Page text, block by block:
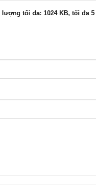
lượng tối đa: 1024 KB, tối đa